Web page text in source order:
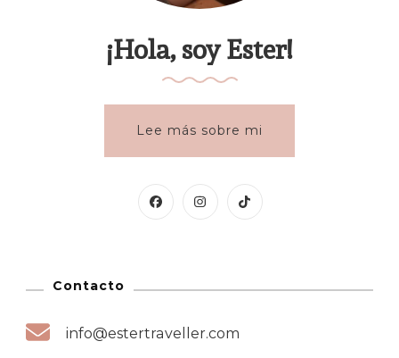
¡Hola, soy Ester!
Lee más sobre mi
Contacto
info@estertraveller.com